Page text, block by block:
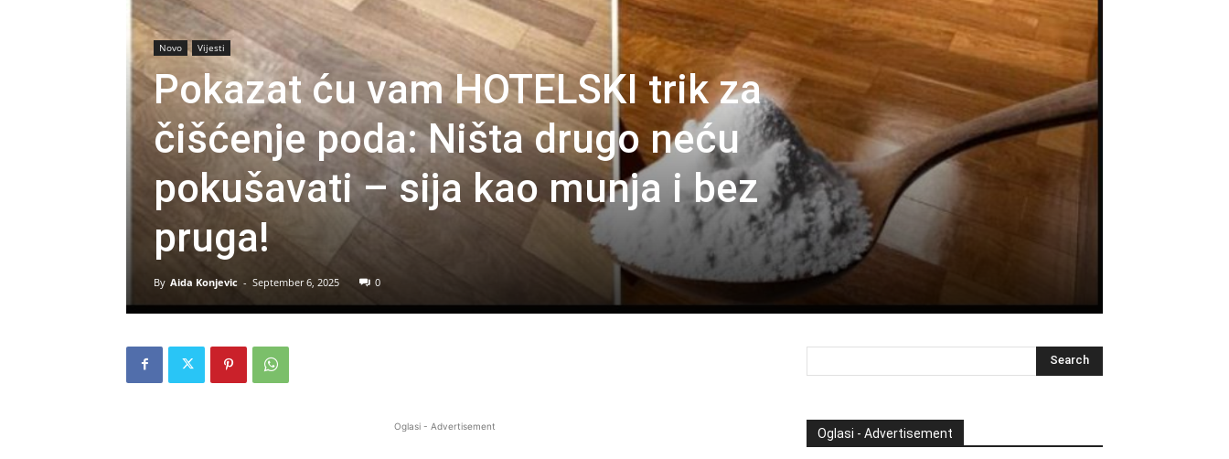
Novo Vijesti
Pokazat ću vam HOTELSKI trik za
čišćenje poda: Ništa drugo neću
pokušavati – sija kao munja i bez
pruga!
By Aida Konjevic - September 6, 2025 0
Oglasi - Advertisement Oglasi - Advertisement